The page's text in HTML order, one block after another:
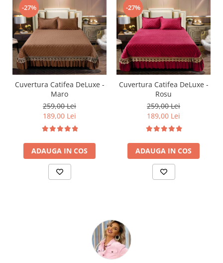
-27%
Cuvertura Catifea DeLuxe -
Maro
259,00 Lei
189,00 Lei
ADAUGA IN COS
-27%
Cuvertura Catifea DeLuxe -
Rosu
259,00 Lei
189,00 Lei
ADAUGA IN COS